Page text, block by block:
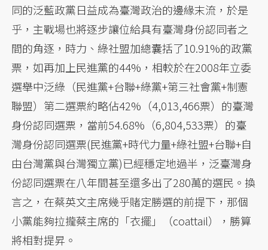
同的泛藍政黨日益成為臺灣政治的邊緣末流，於是
乎，主戰場也將逐步讓位給具有臺灣身份認同者之
間的角逐，時力、綠社盟加總囊括了10.91%的政黨
票，如再加上民進黨的44%，相較於在2008年立委
選舉中泛綠（民進黨+台聯+綠黨+第三社會黨+制憲
聯盟）第二選票約略佔42%（4,013,466票）的臺灣
身份認同選票，當前54.68%（6,804,533票）的臺
灣身份認同選票(民進黨+時代力量+綠社盟+台聯+自
由台灣黨與台灣獨立黨)已經穩定地過半，泛臺灣身
份認同選票在八年間甚至還多出了280萬的選民。換
言之，在蔡英文主席幾乎賭定勝選的前提下，那個
小黨能夠拉攏蔡主席的「衣擺」（coattail），勝算
將相對提昇。